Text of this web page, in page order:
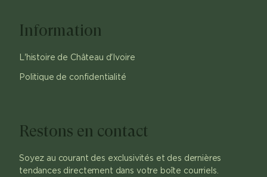
Information
L'histoire de Château d'Ivoire
Politique de confidentialité
Restons en contact
Soyez au courant des exclusivités et des dernières
tendances directement dans votre boîte courriels.